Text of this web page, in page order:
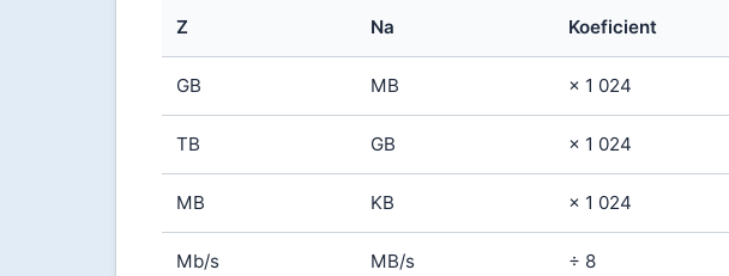
Z Na Koeficient
GB MB × 1 024
TB GB × 1 024
MB KB × 1 024
Mb/s MB/s ÷ 8